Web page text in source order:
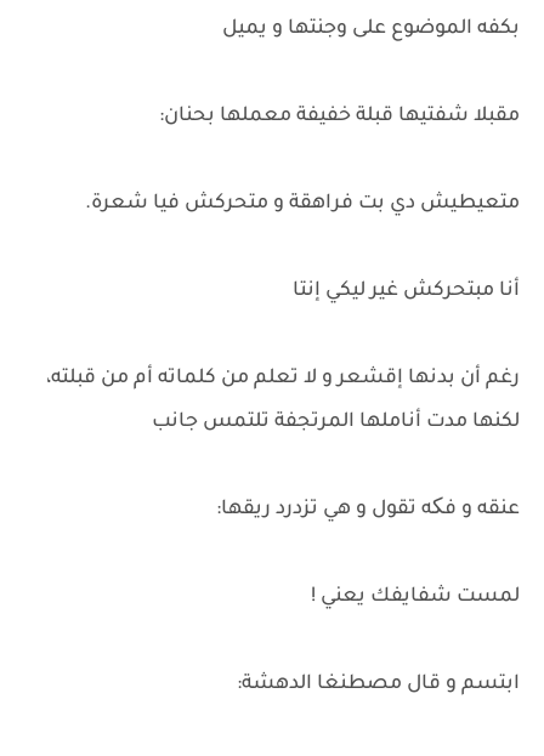
بكفه الموضوع على وجنتها و يميل
مقبلا شفتيها قبلة خفيفة معملها بحنان:
متعيطيش دي بت فراهقة و متحركش فيا شعرة.
أنا مبتحركش غير ليكي إنتا
رغم أن بدنها إقشعر و لا تعلم من كلماته أم من قبلته،
لكنها مدت أناملها المرتجفة تلتمس جانب
عنقه و فکه تقول و هي تزدرد ريقها:
لمست شفايفك يعني !
ابتسم و قال مصطنغا الدهشة: